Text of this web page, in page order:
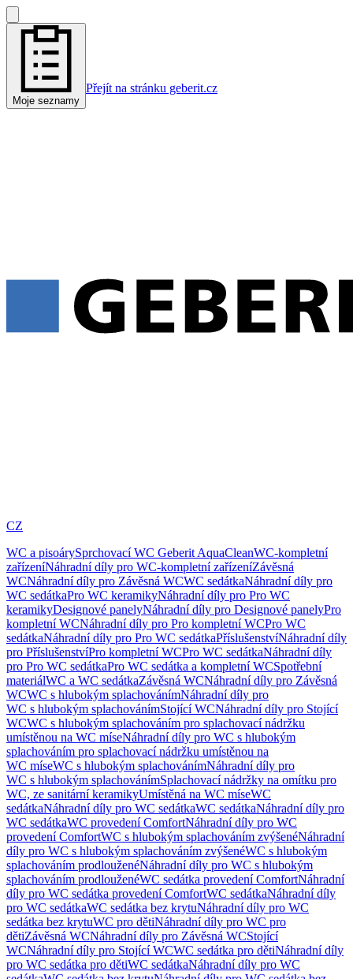
Moje seznamy
Přejít na stránku geberit.cz
CZ
WC a pisoárySprchovací WC Geberit AquaCleanWC-kompletní
zařízeníNáhradní díly pro WC-kompletní zařízeníZávěsná
WCNáhradní díly pro Závěsná WCWC sedátkaNáhradní díly pro
WC sedátkaPro WC keramikyNáhradní díly pro Pro WC
keramikyDesignové panelyNáhradní díly pro Designové panelyPro
kompletní WCNáhradní díly pro Pro kompletní WCPro WC
sedátkaNáhradní díly pro Pro WC sedátkaPříslušenstvíNáhradní díly
pro PříslušenstvíPro kompletní WCPro WC sedátkaNáhradní díly
pro Pro WC sedátkaPro WC sedátka a kompletní WCSpotřební
materiálWC a WC sedátkaZávěsná WCNáhradní díly pro Závěsná
WCWC s hlubokým splachovánímNáhradní díly pro
WC s hlubokým splachovánímStojící WCNáhradní díly pro Stojící
WCWC s hlubokým splachováním pro splachovací nádržku
umístěnou na WC míseNáhradní díly pro WC s hlubokým
splachováním pro splachovací nádržku umístěnou na
WC míseWC s hlubokým splachovánímNáhradní díly pro
WC s hlubokým splachovánímSplachovací nádržky na omítku pro
WC, ze sanitární keramikyUmístěná na WC míseWC
sedátkaNáhradní díly pro WC sedátkaWC sedátkaNáhradní díly pro
WC sedátkaWC provedení ComfortNáhradní díly pro WC
provedení ComfortWC s hlubokým splachováním zvýšenéNáhradní
díly pro WC s hlubokým splachováním zvýšenéWC s hlubokým
splachováním prodlouženéNáhradní díly pro WC s hlubokým
splachováním prodlouženéWC sedátka provedení ComfortNáhradní
díly pro WC sedátka provedení ComfortWC sedátkaNáhradní díly
pro WC sedátkaWC sedátka bez krytuNáhradní díly pro WC
sedátka bez krytuWC pro dětiNáhradní díly pro WC pro
dětiZávěsná WCNáhradní díly pro Závěsná WCStojící
WCNáhradní díly pro Stojící WCWC sedátka pro dětiNáhradní díly
pro WC sedátka pro dětiWC sedátkaNáhradní díly pro WC